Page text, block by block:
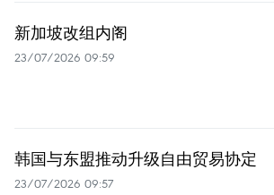
新加坡改组内阁
23/07/2026 09:59
韩国与东盟推动升级自由贸易协定
23/07/2026 09:57